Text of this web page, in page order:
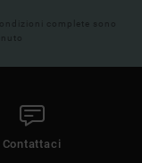
complete sono
Contattaci